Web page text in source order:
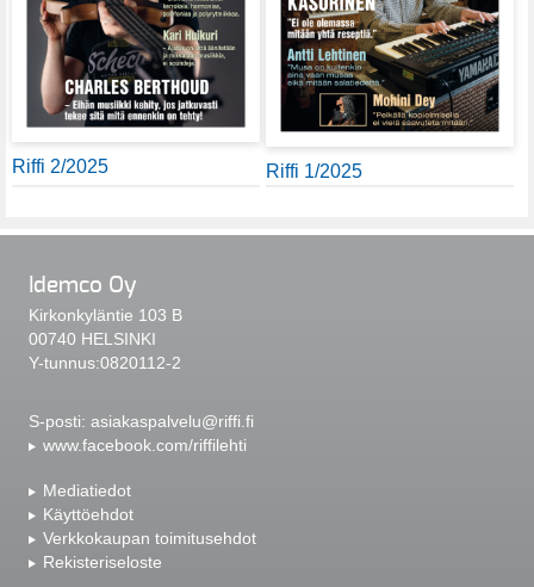
Riffi 2/2025 Riffi 1/2025
Idemco Oy
Kirkonkyläntie 103 B
00740 HELSINKI
Y-tunnus:0820112-2
S-posti: asiakaspalvelu@riffi.fi
www.facebook.com/riffilehti
Mediatiedot
Käyttöehdot
Verkkokaupan toimitusehdot
Rekisteriseloste